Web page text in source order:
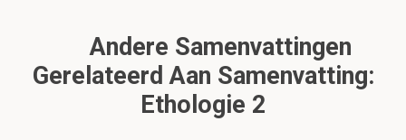
Andere Samenvattingen
Gerelateerd Aan Samenvatting:
Ethologie 2